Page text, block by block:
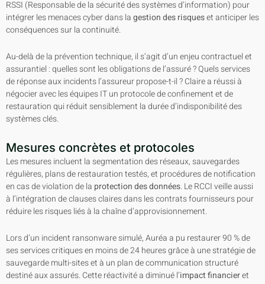
RSSI (Responsable de la sécurité des systèmes d’information) pour
intégrer les menaces cyber dans lagestion des risqueset anticiper les
conséquences sur la continuité.
Au-delà de la prévention technique, il s’agit d’un enjeu contractuel et
assurantiel : quelles sont les obligations de l’assuré ? Quels services
de réponse aux incidents l’assureur propose-t-il ? Claire a réussi à
négocier avec les équipes IT un protocole de confinement et de
restauration qui réduit sensiblement la durée d’indisponibilité des
systèmes clés.
Mesures concrètes et protocoles
Les mesures incluent la segmentation des réseaux, sauvegardes
régulières, plans de restauration testés, et procédures de notification
en cas de violation de la protection des données. Le RCCI veille aussi
à l’intégration de clauses claires dans les contrats fournisseurs pour
réduire les risques liés à la chaîne d’approvisionnement.
Lors d’un incident ransonware simulé, Auréa a pu restaurer 90 % de
ses services critiques en moins de 24 heures grâce à une stratégie de
sauvegarde multi-sites et à un plan de communication structuré
destiné aux assurés. Cette réactivité a diminué l’impact financieret